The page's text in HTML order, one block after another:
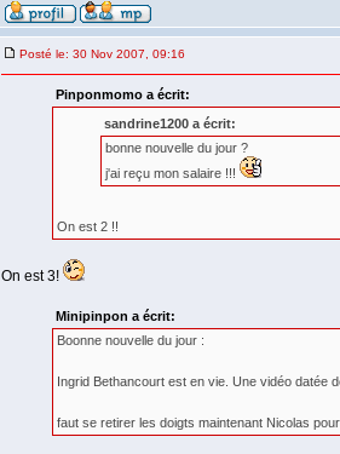
Posté le: 30 Nov 2007, 09:16
Pinponmomo a écrit:
sandrine1200 a écrit:
bonne nouvelle du jour ?
j'ai reçu mon salaire !!!
On est 2 !!
On est 3!
Minipinpon a écrit:
Boonne nouvelle du jour :
Ingrid Bethancourt est en vie. Une vidéo datée
faut se retirer les doigts maintenant Nicolas